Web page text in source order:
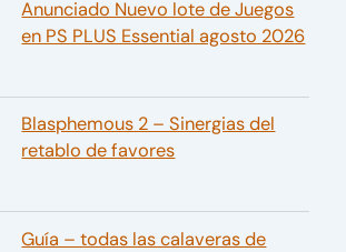
Anunciado Nuevo lote de Juegos
en PS PLUS Essential agosto 2026
Blasphemous 2 – Sinergias del
retablo de favores
Guía – todas las calaveras de